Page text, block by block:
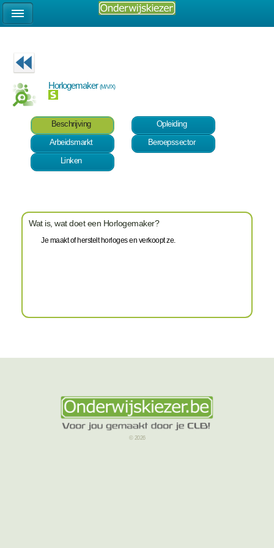
Horlogemaker(M/V/X)
Beschrijving
Opleiding
Arbeidsmarkt
Beroepssector
Linken
Wat is, wat doet een Horlogemaker?
Je maakt of herstelt horloges en verkoopt ze.
© 2026